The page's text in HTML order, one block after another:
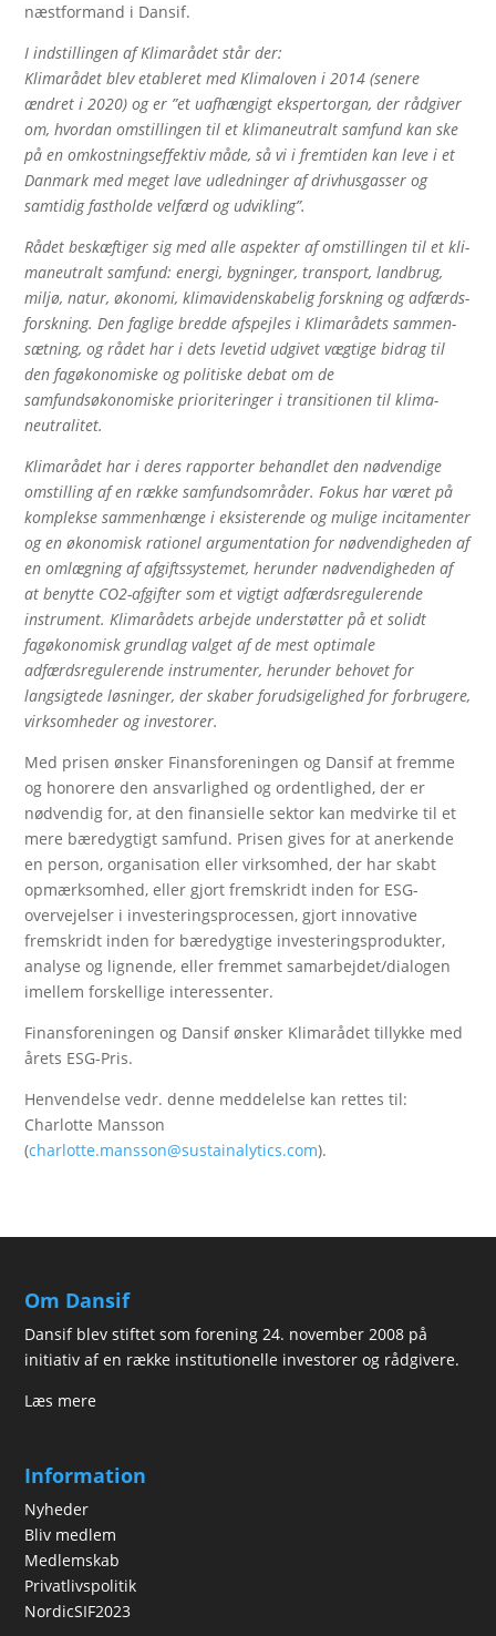
næstformand i Dansif.
I indstillingen af Klimarådet står der:
Klimarådet blev etableret med Klimaloven i 2014 (senere
ændret i 2020) og er ”et uafhængigt ekspertorgan, der rådgiver
om, hvordan omstillingen til et klimaneutralt samfund kan ske
på en omkostningseffektiv måde, så vi i fremtiden kan leve i et
Danmark med meget lave udledninger af drivhusgasser og
samtidig fastholde velfærd og udvikling”.
Rådet be­skæf­ti­ger sig med alle aspek­ter af om­stil­lin­gen til et kli­
ma­neut­ralt sam­fund: ener­gi, byg­nin­ger, trans­port, land­brug,
miljø, natur, øko­no­mi, kli­mavi­den­ska­be­lig forsk­ning og ad­færds­
forsk­ning. Den faglige bredde afspejles i Kli­ma­rå­dets sam­men­
sætning, og rådet har i dets levetid udgivet vægtige bidrag til
den fagøkonomiske og politiske debat om de
samfundsøkonomiske prioriteringer i transitionen til klima-
neutralitet.
Klimarådet har i deres rapporter behandlet den nødvendige
omstilling af en række samfundsområder. Fokus har været på
komplekse sammenhænge i eksisterende og mulige incitamenter
og en økonomisk rationel argumentation for nødvendigheden af
en omlægning af afgiftssystemet, herunder nødvendigheden af
at benytte CO2-afgifter som et vigtigt adfærdsregulerende
instrument. Klimarådets arbejde understøtter på et solidt
fagøkonomisk grundlag valget af de mest optimale
adfærdsregulerende instrumenter, herunder behovet for
langsigtede løsninger, der skaber forudsigelighed for forbrugere,
virksomheder og investorer.
Med prisen ønsker Finansforeningen og Dansif at fremme
og honorere den ansvarlighed og ordentlighed, der er
nødvendig for, at den finansielle sektor kan medvirke til et
mere bæredygtigt samfund. Prisen gives for at anerkende
en person, organisation eller virksomhed, der har skabt
opmærksomhed, eller gjort fremskridt inden for ESG-
overvejelser i investeringsprocessen, gjort innovative
fremskridt inden for bæredygtige investeringsprodukter,
analyse og lignende, eller fremmet samarbejdet/dialogen
imellem forskellige interessenter.
Finansforeningen og Dansif ønsker Klimarådet tillykke med
årets ESG-Pris.
Henvendelse vedr. denne meddelelse kan rettes til:
Charlotte Mansson
(charlotte.mansson@sustainalytics.com).
Om Dansif
Dansif blev stiftet som forening 24. november 2008 på
initiativ af en række institutionelle investorer og rådgivere.
Læs mere
Information
Nyheder
Bliv medlem
Medlemskab
Privatlivspolitik
NordicSIF2023